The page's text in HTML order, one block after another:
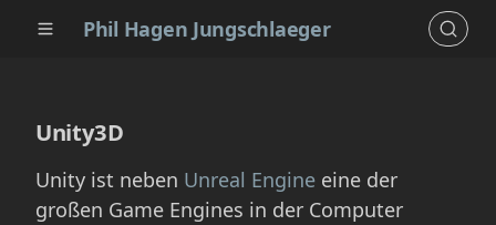
Phil Hagen Jungschlaeger
Unity3D
Unity ist neben Unreal Engine eine der
großen Game Engines in der Computer